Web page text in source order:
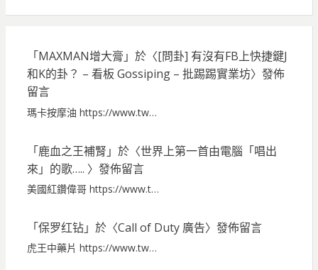
「MAXMAN增大膏 」於〈[問卦] 有沒有FB上快捷鍵J
和K的卦？ – 看板 Gossiping – 批踢踢實業坊〉發佈
留言
瑪卡按摩油 https://www.tw…
「鹿血之王補腎 」於〈世界上第一首由電腦「唱出
來」的歌….. 〉發佈留言
美國紅鑽偉哥 https://www.t…
「保罗红钻」於〈Call of Duty 廣告〉發佈留言
虎王中藥片 https://www.tw…